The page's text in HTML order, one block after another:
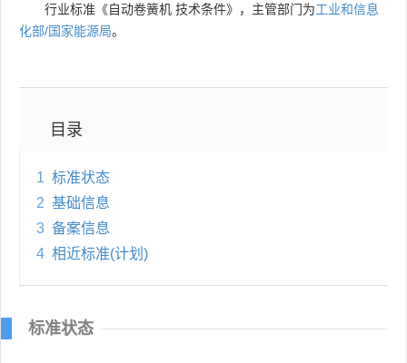
国外标准 技术委员会
行业标准《自动卷簧机 技术条件》，主管部门为工业和信息
化部/国家能源局。
目录
1 标准状态
2 基础信息
3 备案信息
4 相近标准(计划)
标准状态